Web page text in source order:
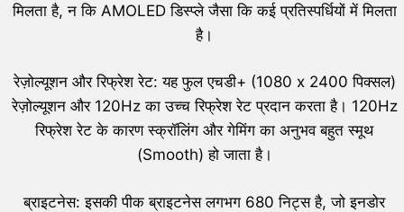
मिलता है, न कि AMOLED डिस्प्ले जैसा कि कई प्रतिस्पर्धियों में मिलता
है।
रेज़ोल्यूशन और रिफ्रेश रेट: यह फुल एचडी+ (1080 x 2400 पिक्सल)
रेज़ोल्यूशन और 120Hz का उच्च रिफ्रेश रेट प्रदान करता है। 120Hz
रिफ्रेश रेट के कारण स्क्रॉलिंग और गेमिंग का अनुभव बहुत स्मूथ
(Smooth) हो जाता है।
ब्राइटनेस: इसकी पीक ब्राइटनेस लगभग 680 निट्स है, जो इनडोर